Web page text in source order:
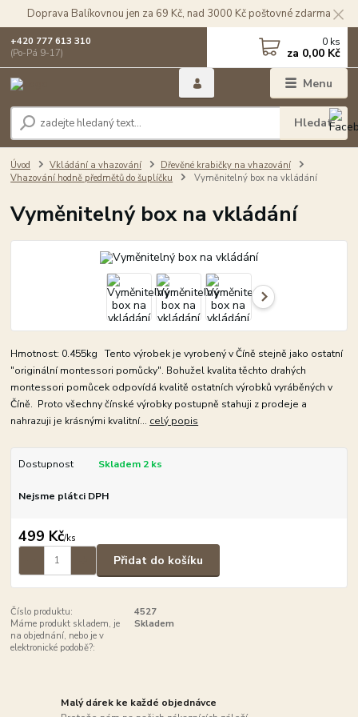
Doprava Balíkovnou jen za 69 Kč, nad 3000 Kč poštovné zdarma
Menu
Hledat
+420 777 613 310
(Po-Pá 9-17)
0 ks
za 0,00 Kč
Úvod Vkládání a vhazování
Dřevěné krabičky na vhazování
Vhazování hodně předmětů do šuplíčku
Vyměnitelný box na vkládání
Vyměnitelný box na vkládání
Hmotnost: 0.455kg Tento výrobek je vyrobený v Číně stejně jako ostatní
"originální montessori pomůcky". Bohužel kvalita těchto drahých
montessori pomůcek odpovídá kvalitě ostatních výrobků vyráběných v
Číně. Proto všechny čínské výrobky postupně stahuji z prodeje a
nahrazuji je krásnými kvalitní... celý popis
Dostupnost Skladem 2 ks
Nejsme plátci DPH
499 Kč/ks
Přidat do košíku
Číslo produktu:
4527
Máme produkt skladem, je
na objednání, nebo je v
elektronické podobě?:
Skladem
Malý dárek ke každé objednávce